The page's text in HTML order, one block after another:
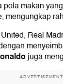
pola makan
mengungkap
Real
juga
ADVERTISEMENT